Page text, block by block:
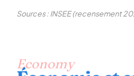
Sources : INSEE (recensement
Economy